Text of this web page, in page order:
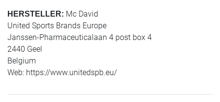
HERSTELLER: Mc David
United Sports Brands Europe
Janssen-Pharmaceuticalaan 4 post box 4
2440 Geel
Belgium
Web: https://www.unitedspb.eu/